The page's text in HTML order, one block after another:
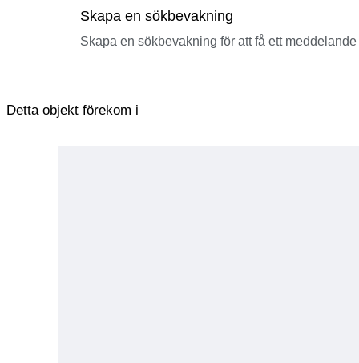
Skapa en sökbevakning
Skapa en sökbevakning för att få ett
Detta objekt förekom i